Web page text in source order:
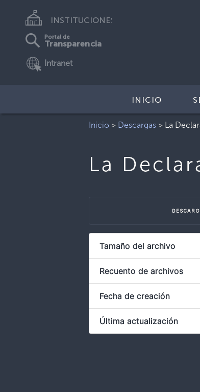
INSTITUCIONES
Portal de
Transparencia
Intranet
INICIO
Inicio > Descargas > La
La
Tamaño del archivo
Recuento de archivos
Fecha de creación
Última actualización